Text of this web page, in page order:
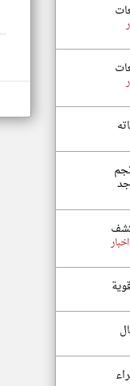
نجم
اخبار